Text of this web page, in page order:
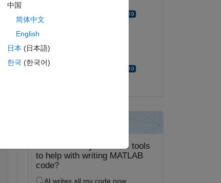
2020 年 8 月 14 日
中国
简体中文
English
日本 (日本語)
한국 (한국어)